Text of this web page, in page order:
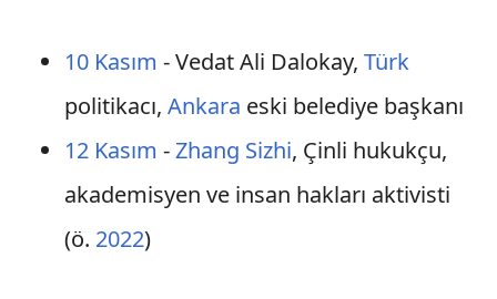
10 Kasım - Vedat Ali Dalokay, Türk
politikacı, Ankara eski belediye başkanı
12 Kasım -Zhang Sizhi, Çinli hukukçu,
akademisyen ve insan hakları aktivisti
(ö. 2022)